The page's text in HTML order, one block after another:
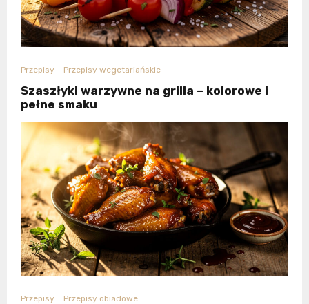
Przepisy Przepisy wegetariańskie
Szaszłyki warzywne na grilla – kolorowe i
pełne smaku
Przepisy Przepisy obiadowe